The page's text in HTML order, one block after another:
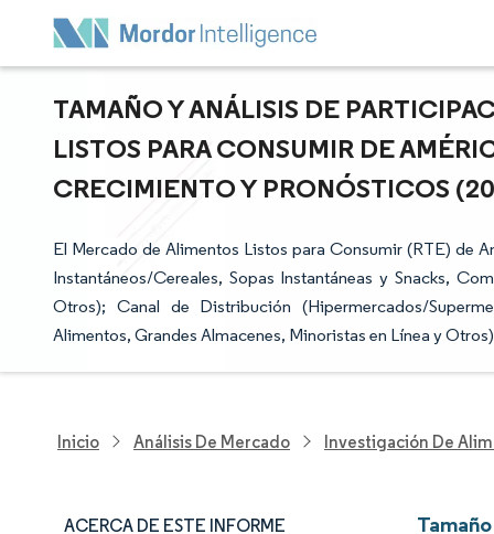
TAMAÑO Y ANÁLISIS DE
LISTOS PARA CONSUMIR DE
CRECIMIENTO Y PRONÓSTICOS
El Mercado de Alimentos Listos para Consumir (RTE) de
Instantáneos/Cereales, Sopas Instantáneas y Snacks,
Otros); Canal de Distribución (Hipermercados/
Alimentos, Grandes Almacenes, Minoristas en Línea y
Inicio Análisis De Mercado Investigación De
ACERCA DE ESTE INFORME